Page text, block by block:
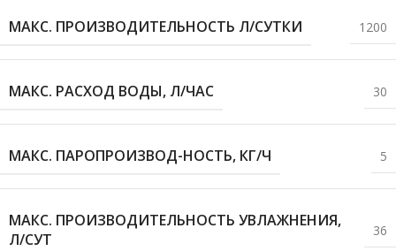
МАКС. ПРОИЗВОДИТЕЛЬНОСТЬ Л/СУТКИ 1200
МАКС. РАСХОД ВОДЫ, Л/ЧАС 30
МАКС. ПАРОПРОИЗВОД-НОСТЬ, КГ/Ч 5
МАКС. ПРОИЗВОДИТЕЛЬНОСТЬ УВЛАЖНЕНИЯ,
Л/СУТ
36